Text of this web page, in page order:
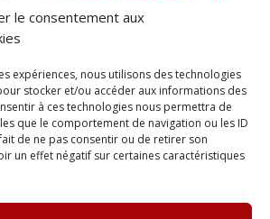
le consentement aux
expériences, nous utilisons des technologies
stocker et/ou accéder aux informations des
à ces technologies nous permettra de
que le comportement de navigation ou les ID
de ne pas consentir ou de retirer son
un effet négatif sur certaines caractéristiques